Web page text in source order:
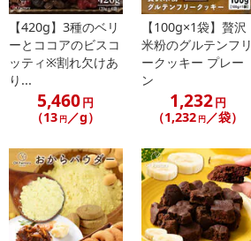
【420g】3種のベリ
ーとココアのビスコ
ッティ※割れ欠けあ
り...
5,460円
（13 円／g）
【100g×1袋】贅沢
米粉のグルテンフリ
ークッキー プレー
ン
1,232円
（1,232 円／袋）